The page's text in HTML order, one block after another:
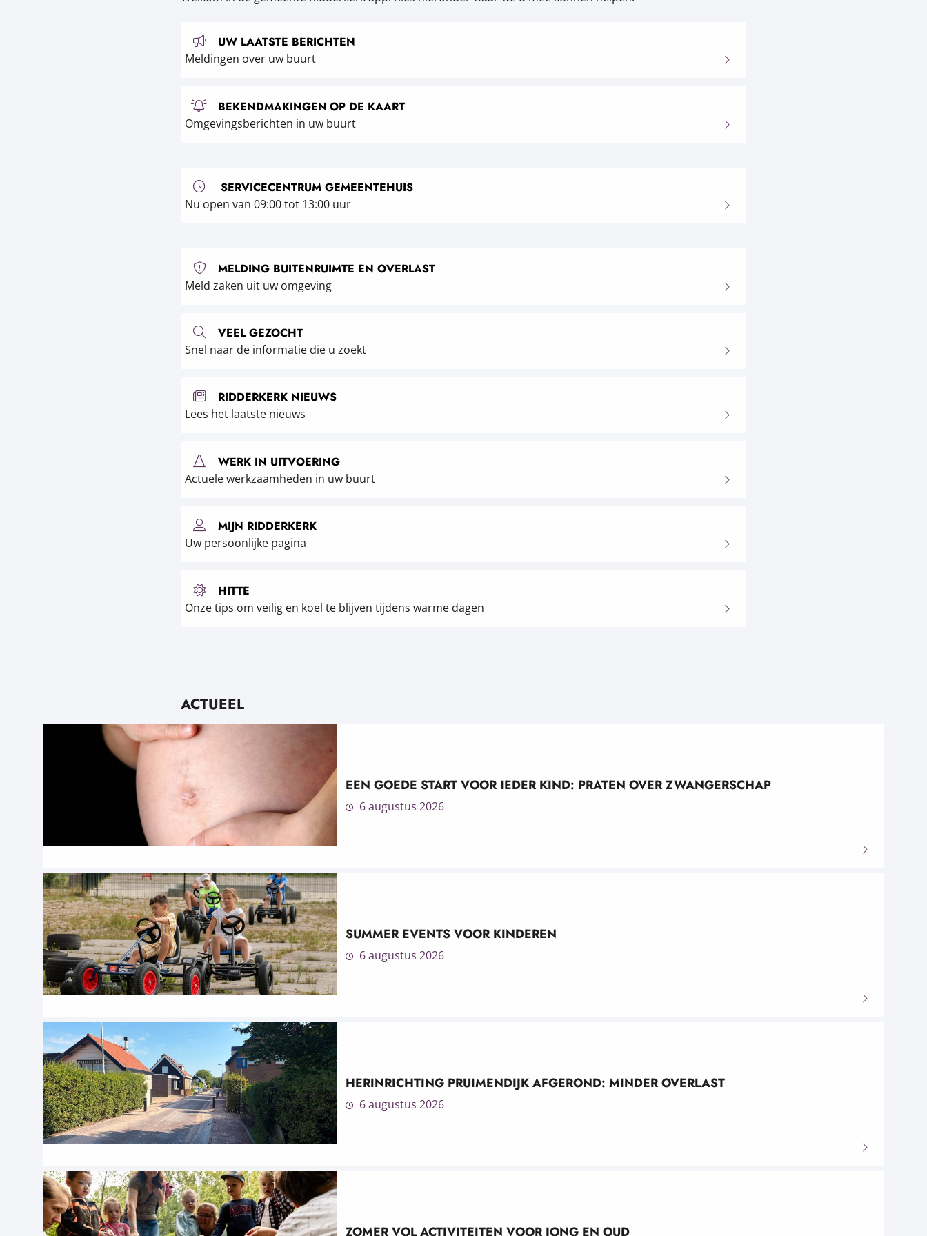
UW LAATSTE BERICHTEN
Meldingen over uw buurt
BEKENDMAKINGEN OP DE KAART
Omgevingsberichten in uw buurt
SERVICECENTRUM GEMEENTEHUIS
Nu open van 09:00 tot 13:00 uur
MELDING BUITENRUIMTE EN OVERLAST
Meld zaken uit uw omgeving
VEEL GEZOCHT
Snel naar de informatie die u zoekt
RIDDERKERK NIEUWS
Lees het laatste nieuws
WERK IN UITVOERING
Actuele werkzaamheden in uw buurt
MIJN RIDDERKERK
Uw persoonlijke pagina
HITTE
Onze tips om veilig en koel te blijven tijdens warme dagen
ACTUEEL
EEN GOEDE START VOOR IEDER KIND: PRATEN OVER ZWANGERSCHAP
6 augustus 2026
SUMMER EVENTS VOOR KINDEREN
6 augustus 2026
HERINRICHTING PRUIMENDIJK AFGEROND: MINDER OVERLAST
6 augustus 2026
ZOMER VOL ACTIVITEITEN VOOR JONG EN OUD